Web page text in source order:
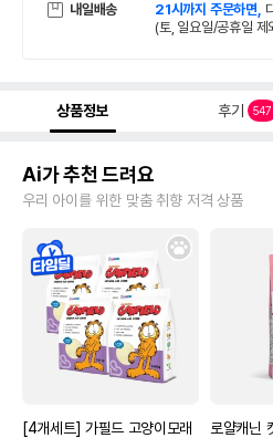
내일배송 21시까지 주문하면,
(토, 일요일/공휴일 제
상품정보 후기 547
Ai가 추천 드려요
우리 아이를 위한 맞춤 취향 저격 상품
[4개세트] 가필드 고양이모래
로얄캐닌